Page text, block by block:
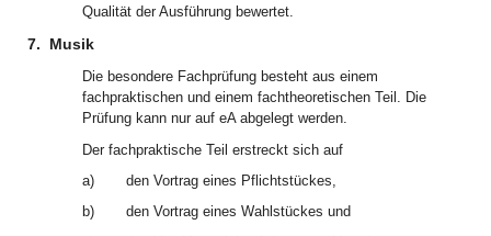
Qualität der Ausführung bewertet.
7. Musik
Die besondere Fachprüfung besteht aus einem
fachpraktischen und einem fachtheoretischen Teil. Die
Prüfung kann nur auf eA abgelegt werden.
Der fachpraktische Teil erstreckt sich auf
a)
den Vortrag eines Pflichtstückes,
b)
den Vortrag eines Wahlstückes und